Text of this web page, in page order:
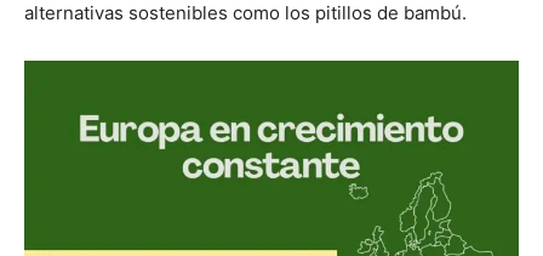
alternativas sostenibles como los pitillos de bambú.